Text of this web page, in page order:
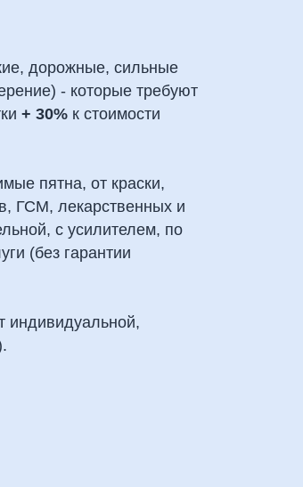
дорожные, сильные
- которые требуют
+ 30% к стоимости
пятна, от краски,
ГСМ, лекарственных и
с усилителем, по
(без гарантии
индивидуальной,